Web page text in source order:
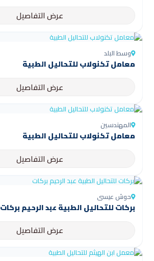
عرض التفاصيل
وسط البلد
معامل تكنولاب للتحاليل الطبية
عرض التفاصيل
المهندسين
معامل تكنولاب للتحاليل الطبية
عرض التفاصيل
حوش عيسى
بركات للتحاليل الطبية عبد الرحيم بركات
عرض التفاصيل